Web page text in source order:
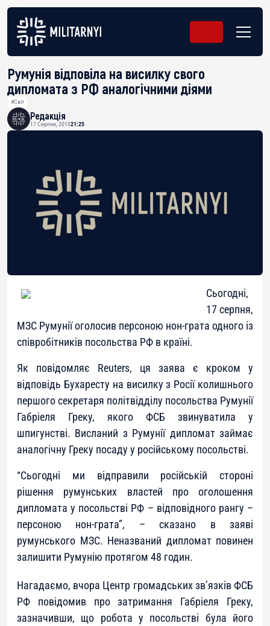
Румунія відповіла на висилку свого
дипломата з РФ аналогічними діями
#Світ
Редакція
17 Серпня, 201021:25
Сьогодні,
17 серпня,
МЗС Румунії оголосив персоною нон-грата одного із
співробітників посольства РФ в країні.
Як повідомляє Reuters, ця заява є кроком у
відповідь Бухаресту на висилку з Росії колишнього
першого секретаря політвідділу посольства Румунії
Габріеля Греку, якого ФСБ звинуватила у
шпигунстві. Висланий з Румунії дипломат займає
аналогічну Греку посаду у російському посольстві.
“Сьогодні ми відправили російській стороні
рішення румунських властей про оголошення
дипломата у посольстві РФ – відповідного рангу –
персоною нон-грата”, – сказано в заяві
румунського МЗС. Неназваний дипломат повинен
залишити Румунію протягом 48 годин.
Нагадаємо, вчора Центр громадських зв’язків ФСБ
РФ повідомив про затримання Габріеля Греку,
зазначивши, що робота у посольстві була його